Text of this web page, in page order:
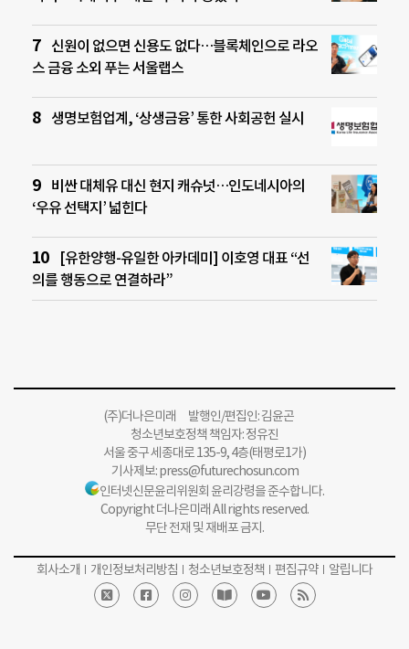
신원이 없으면 신용도 없다…블록체인으로 라오
스 금융 소외 푸는 서울랩스
생명보험업계, ‘상생금융’ 통한 사회공헌 실시
비싼 대체유 대신 현지 캐슈넛…인도네시아의
‘우유 선택지’ 넓힌다
[유한양행-유일한 아카데미] 이호영 대표 “선
의를 행동으로 연결하라”
(주)더나은미래 발행인/편집인: 김윤곤
청소년보호정책 책임자: 정유진
서울 중구 세종대로 135-9, 4층(태평로1가)
기사제보:press@futurechosun.com
인터넷신문윤리위원회 윤리강령을 준수합니다.
Copyright 더나은미래 All rights reserved.
무단 전재 및 재배포 금지.
회사소개 개인정보처리방침 청소년보호정책 편집규약 알립니다